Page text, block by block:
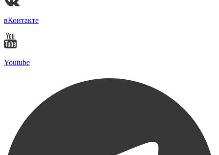
вКонтакте
Youtube